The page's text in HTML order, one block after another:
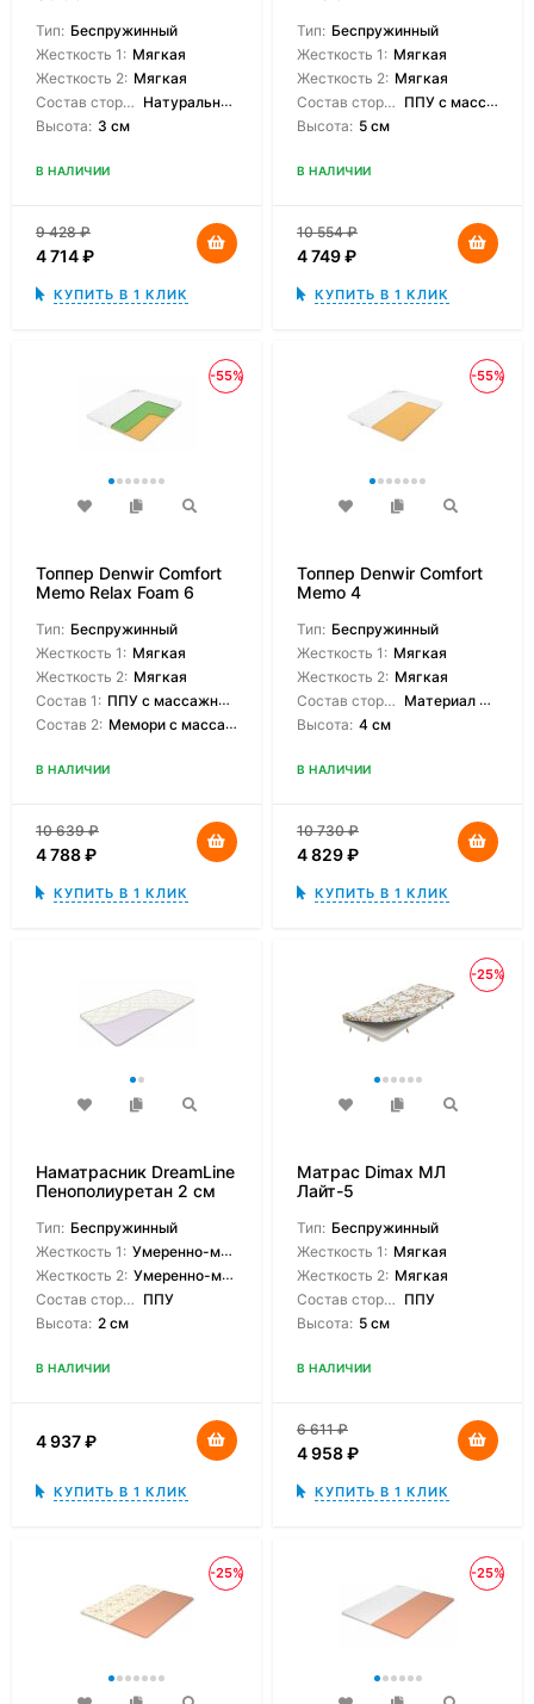
Тип: Беспружинный
Жесткость 1: Мягкая
Жесткость 2: Мягкая
Состав сторон: Натуральный латекс
Высота: 3 см
В НАЛИЧИИ
9 428₽
4 714₽
КУПИТЬ В 1 КЛИК
Тип: Беспружинный
Жесткость 1: Мягкая
Жесткость 2: Мягкая
Состав сторон: ППУ с массажным эффектом
Высота: 5 см
В НАЛИЧИИ
10 554₽
4 749₽
КУПИТЬ В 1 КЛИК
-55%
Топпер Denwir Comfort
Memo Relax Foam 6
Тип: Беспружинный
Жесткость 1: Мягкая
Жесткость 2: Мягкая
Состав 1: ППУ с массажным эффектом
Состав 2: Мемори с массажной поверхностью
В НАЛИЧИИ
10 639₽
4 788₽
КУПИТЬ В 1 КЛИК
-55%
Топпер Denwir Comfort
Memo 4
Тип: Беспружинный
Жесткость 1: Мягкая
Жесткость 2: Мягкая
Состав сторон: Материал с эффектом памяти
Высота: 4 см
В НАЛИЧИИ
10 730₽
4 829₽
КУПИТЬ В 1 КЛИК
Наматрасник DreamLine
Пенополиуретан 2 см
Тип: Беспружинный
Жесткость 1: Умеренно-мягкая
Жесткость 2: Умеренно-мягкая
Состав сторон: ППУ
Высота: 2 см
В НАЛИЧИИ
4 937₽
КУПИТЬ В 1 КЛИК
-25%
Матрас Dimax МЛ
Лайт-5
Тип: Беспружинный
Жесткость 1: Мягкая
Жесткость 2: Мягкая
Состав сторон: ППУ
Высота: 5 см
В НАЛИЧИИ
6 611₽
4 958₽
КУПИТЬ В 1 КЛИК
-25% -25%